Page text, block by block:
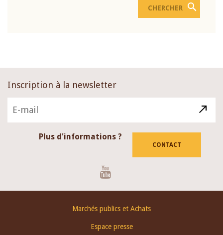
Inscription à la newsletter
Plus d'informations ?
CONTACT
Marchés publics et Achats
Espace presse